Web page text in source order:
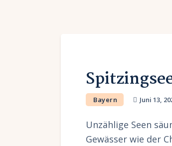
Bayern Juni 13,
Unzählige Seen
Gewässer wie der